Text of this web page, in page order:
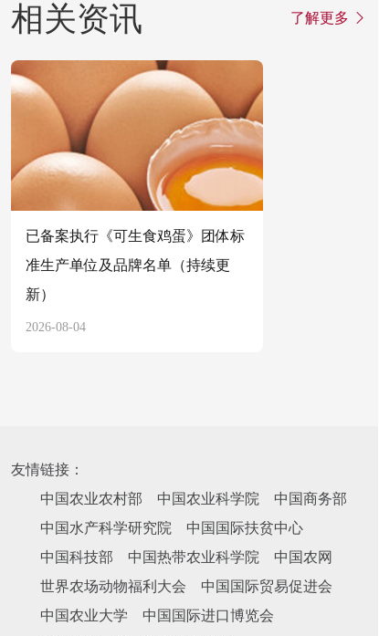
相关资讯 了解更多
已备案执行《可生食鸡蛋》团体标
准生产单位及品牌名单（持续更
新）
2026-08-04
友情链接：
中国农业农村部
中国农业科学院
中国商务部
中国水产科学研究院
中国国际扶贫中心
中国科技部
中国热带农业科学院
中国农网
世界农场动物福利大会
中国国际贸易促进会
中国农业大学
中国国际进口博览会